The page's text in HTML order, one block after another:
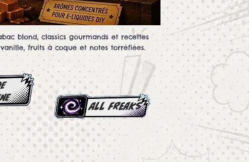
blond, classics gourmands et recettes
fruits à coque et notes torréfiées.
all Freaks